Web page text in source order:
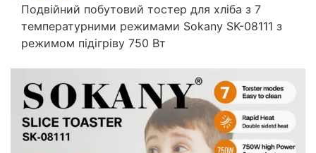
Подвійний побутовий тостер для хліба з 7
температурними режимами Sokany SK-08111 з
режимом підігріву 750 Вт